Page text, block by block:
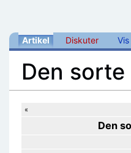
Artikel Diskuter
Den sorte
«
Den